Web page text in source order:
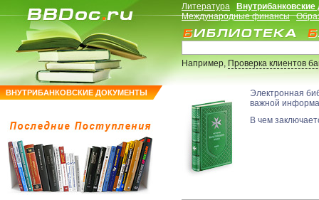
ВНУТРИБАНКОВСКИЕ ДОКУМЕНТЫ
Литература
Международные финансы
Например,Проверка клиентов
Электронная
важной
В чем